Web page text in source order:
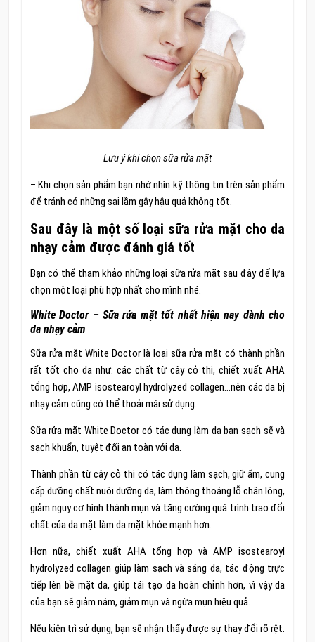
Lưu ý khi chọn sữa rửa mặt
– Khi chọn sản phẩm bạn nhớ nhìn kỹ thông tin trên sản phẩm
để tránh có những sai lầm gây hậu quả không tốt.
Sau đây là một số loại sữa rửa mặt cho da
nhạy cảm được đánh giá tốt
Bạn có thể tham khảo những loại sữa rửa mặt sau đây để lựa
chọn một loại phù hợp nhất cho mình nhé.
White Doctor – Sữa rửa mặt tốt nhất hiện nay dành cho
da nhạy cảm
Sữa rửa mặt White Doctor là loại sữa rửa mặt có thành phần
rất tốt cho da như: các chất từ cây cỏ thi, chiết xuất AHA
tổng hợp, AMP isostearoyl hydrolyzed collagen…nên các da bị
nhạy cảm cũng có thể thoải mái sử dụng.
Sữa rửa mặt White Doctor có tác dụng làm da bạn sạch sẽ và
sạch khuẩn, tuyệt đối an toàn với da.
Thành phần từ cây cỏ thi có tác dụng làm sạch, giữ ẩm, cung
cấp dưỡng chất nuôi dưỡng da, làm thông thoáng lỗ chân lông,
giảm nguy cơ hình thành mụn và tăng cường quá trình trao đổi
chất của da mặt làm da mặt khỏe mạnh hơn.
Hơn nữa, chiết xuất AHA tổng hợp và AMP isostearoyl
hydrolyzed collagen giúp làm sạch và sáng da, tác động trực
tiếp lên bề mặt da, giúp tái tạo da hoàn chỉnh hơn, vì vậy da
của bạn sẽ giảm nám, giảm mụn và ngừa mụn hiệu quả.
Nếu kiên trì sử dụng, bạn sẽ nhận thấy được sự thay đổi rõ rệt.